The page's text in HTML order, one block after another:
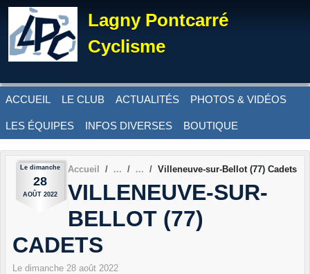
Lagny Pontcarré
Cyclisme
ACCUEIL LE CLUB ACTUALITÉS PHOTOS & VIDÉOS
LES ÉQUIPES INFOS DIVERSES BOUTIQUE
Le dimanche
28
AOÛT 2022
Accueil Villeneuve-sur-Bellot (77) Cadets
VILLENEUVE-SUR-
BELLOT (77)
CADETS
Le dimanche 28 août 2022
Panneau de gestion des cookies